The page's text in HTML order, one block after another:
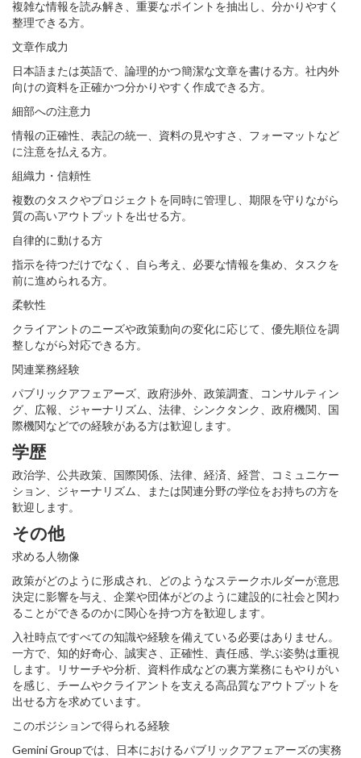
複雑な情報を読み解き、重要なポイントを抽出し、分かりやすく
整理できる方。
文章作成力
日本語または英語で、論理的かつ簡潔な文章を書ける方。社内外
向けの資料を正確かつ分かりやすく作成できる方。
細部への注意力
情報の正確性、表記の統一、資料の見やすさ、フォーマットなど
に注意を払える方。
組織力・信頼性
複数のタスクやプロジェクトを同時に管理し、期限を守りながら
質の高いアウトプットを出せる方。
自律的に動ける方
指示を待つだけでなく、自ら考え、必要な情報を集め、タスクを
前に進められる方。
柔軟性
クライアントのニーズや政策動向の変化に応じて、優先順位を調
整しながら対応できる方。
関連業務経験
パブリックアフェアーズ、政府渉外、政策調査、コンサルティン
グ、広報、ジャーナリズム、法律、シンクタンク、政府機関、国
際機関などでの経験がある方は歓迎します。
学歴
政治学、公共政策、国際関係、法律、経済、経営、コミュニケー
ション、ジャーナリズム、または関連分野の学位をお持ちの方を
歓迎します。
その他
求める人物像
政策がどのように形成され、どのようなステークホルダーが意思
決定に影響を与え、企業や団体がどのように建設的に社会と関わ
ることができるのかに関心を持つ方を歓迎します。
入社時点ですべての知識や経験を備えている必要はありません。
一方で、知的好奇心、誠実さ、正確性、責任感、学ぶ姿勢は重視
します。リサーチや分析、資料作成などの裏方業務にもやりがい
を感じ、チームやクライアントを支える高品質なアウトプットを
出せる方を求めています。
このポジションで得られる経験
Gemini Groupでは、日本におけるパブリックアフェアーズの実務